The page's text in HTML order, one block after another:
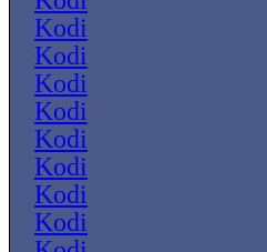
Kodi
Kodi
Kodi
Kodi
Kodi
Kodi
Kodi
Kodi